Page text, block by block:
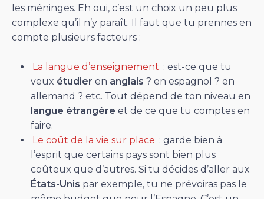
les méninges. Eh oui, c’est un choix un peu plus
complexe qu’il n’y paraît. Il faut que tu prennes en
compte plusieurs facteurs :
La langue d’enseignement : est-ce que tu
veux étudier en anglais ? en espagnol ? en
allemand ? etc. Tout dépend de ton niveau en
langue étrangère et de ce que tu comptes en
faire.
Le coût de la vie sur place : garde bien à
l’esprit que certains pays sont bien plus
coûteux que d’autres. Si tu décides d’aller aux
États-Unis par exemple, tu ne prévoiras pas le